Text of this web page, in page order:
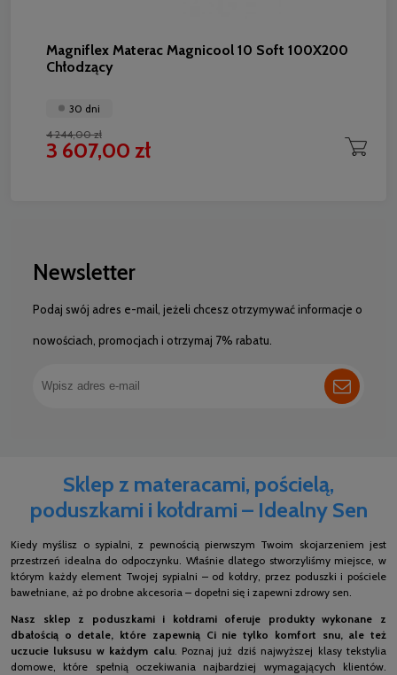
Magniflex Materac Magnicool 10 Soft 100X200
Chłodzący
30 dni
4 244,00 zł
3 607,00 zł
Newsletter
Podaj swój adres e-mail, jeżeli chcesz otrzymywać informacje o
nowościach, promocjach i otrzymaj 7% rabatu.
Sklep z materacami, pościelą,
poduszkami i kołdrami – Idealny Sen
Kiedy myślisz o sypialni, z pewnością pierwszym Twoim skojarzeniem jest
przestrzeń idealna do odpoczynku. Właśnie dlatego stworzyliśmy miejsce, w
którym każdy element Twojej sypialni – od kołdry, przez poduszki i pościele
bawełniane, aż po drobne akcesoria – dopełni się i zapewni zdrowy sen.
Nasz sklep z poduszkami i kołdrami oferuje produkty wykonane z
dbałością o detale, które zapewnią Ci nie tylko komfort snu, ale też
uczucie luksusu w każdym calu. Poznaj już dziś najwyższej klasy tekstylia
domowe, które spełnią oczekiwania najbardziej wymagających klientów.